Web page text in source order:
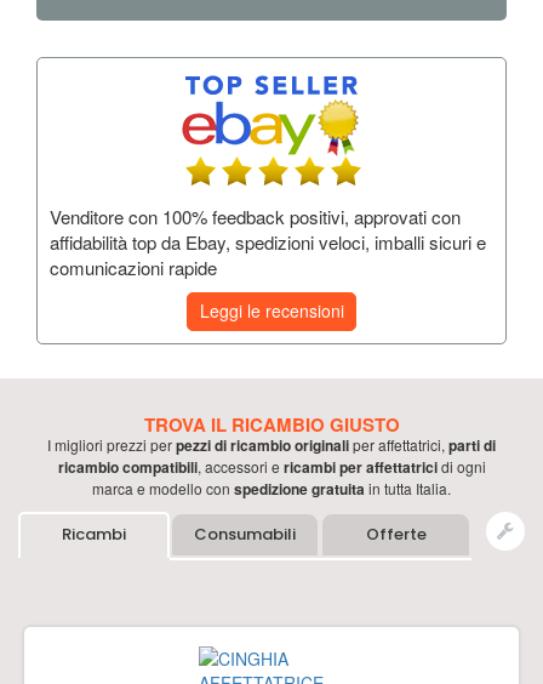
Venditore con 100% feedback positivi, approvati con
affidabilità top da Ebay, spedizioni veloci, imballi sicuri e
comunicazioni rapide
Leggi le recensioni
TROVA IL RICAMBIO GIUSTO
I migliori prezzi perpezzi di ricambio originaliperaffettatrici, parti di
ricambio compatibili, accessori e ricambi peraffettatricidi ogni
marca e modello con spedizione gratuitain tutta Italia.
Ricambi Consumabili Offerte